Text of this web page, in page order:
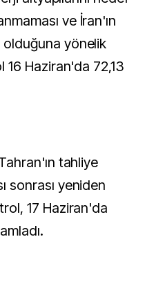
ve İran'ın
olduğuna yönelik
16 Haziran'da 72,13
tahliye
sonrası yeniden
17 Haziran'da